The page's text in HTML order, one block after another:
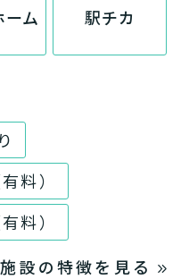
ーム 駅チカ
料）
料）
施設の特徴を見る